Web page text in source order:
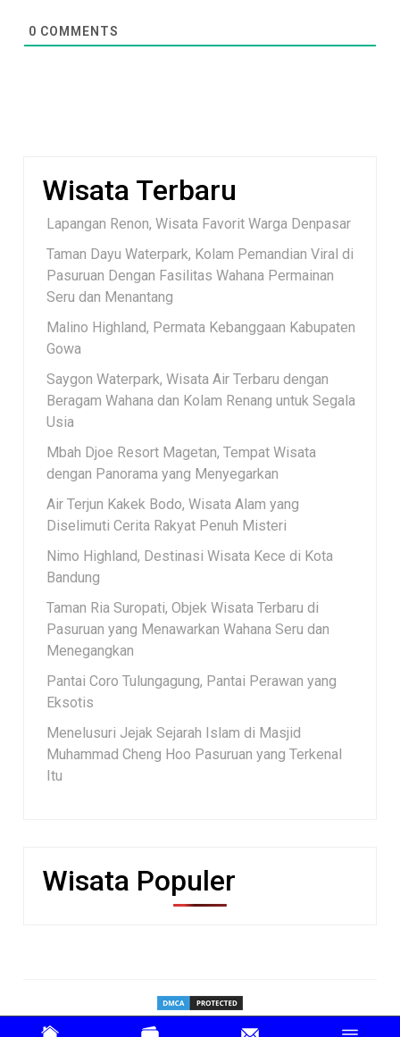
0 COMMENTS
Wisata Terbaru
Lapangan Renon, Wisata Favorit Warga Denpasar
Taman Dayu Waterpark, Kolam Pemandian Viral di
Pasuruan Dengan Fasilitas Wahana Permainan
Seru dan Menantang
Malino Highland, Permata Kebanggaan Kabupaten
Gowa
Saygon Waterpark, Wisata Air Terbaru dengan
Beragam Wahana dan Kolam Renang untuk Segala
Usia
Mbah Djoe Resort Magetan, Tempat Wisata
dengan Panorama yang Menyegarkan
Air Terjun Kakek Bodo, Wisata Alam yang
Diselimuti Cerita Rakyat Penuh Misteri
Nimo Highland, Destinasi Wisata Kece di Kota
Bandung
Taman Ria Suropati, Objek Wisata Terbaru di
Pasuruan yang Menawarkan Wahana Seru dan
Menegangkan
Pantai Coro Tulungagung, Pantai Perawan yang
Eksotis
Menelusuri Jejak Sejarah Islam di Masjid
Muhammad Cheng Hoo Pasuruan yang Terkenal
Itu
Wisata Populer